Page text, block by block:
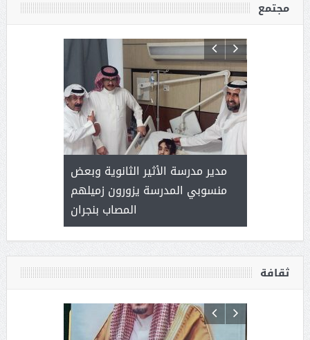
مجتمع
( محمد
مدير مدرسة الأثير الثانوية وبعض
منسوبي المدرسة يزورون زميلهم
المصاب بنجران
) .. ميراث
ثقافة